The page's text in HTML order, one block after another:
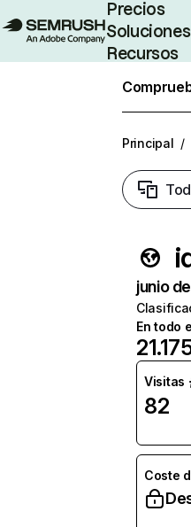
Precios
Soluciones
Recursos
Principal /
junio
En todo
Visitas
82
Coste